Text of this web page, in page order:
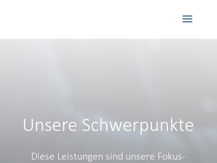
Unsere Schwerpunkte
Diese Leistungen sind unsere Fokus-